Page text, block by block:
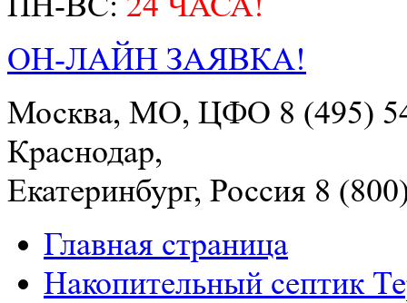
ОН-ЛАЙН ЗАЯВКА!
Москва, МО, ЦФО 8 (495)
Краснодар,
Екатеринбург, Россия 8
Главная страница
Накопительный септик